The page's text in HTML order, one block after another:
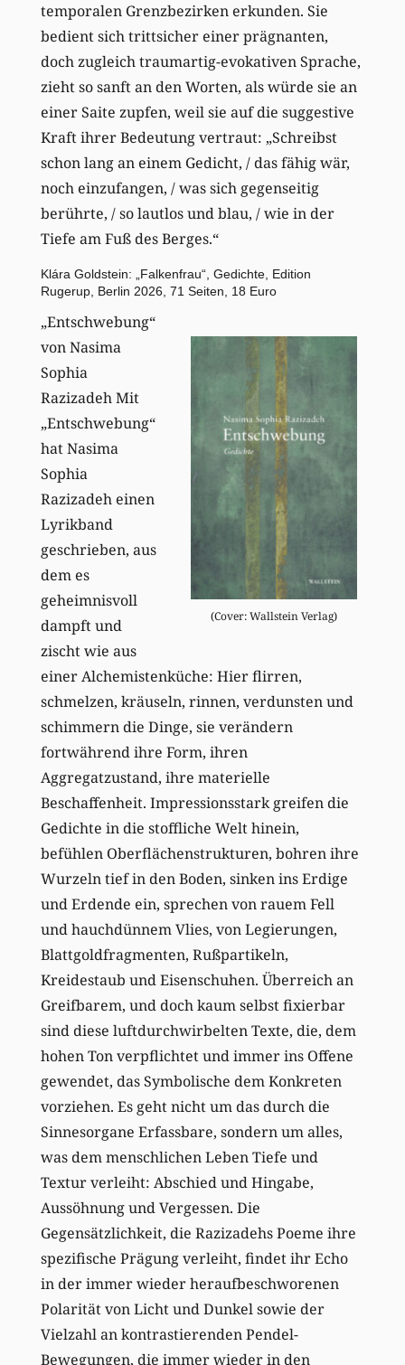
temporalen Grenzbezirken erkunden. Sie
bedient sich trittsicher einer prägnanten,
doch zugleich traumartig-evokativen Sprache,
zieht so sanft an den Worten, als würde sie an
einer Saite zupfen, weil sie auf die suggestive
Kraft ihrer Bedeutung vertraut: „Schreibst
schon lang an einem Gedicht, / das fähig wär,
noch einzufangen, / was sich gegenseitig
berührte, / so lautlos und blau, / wie in der
Tiefe am Fuß des Berges.“
Klára Goldstein: „Falkenfrau“, Gedichte, Edition
Rugerup, Berlin 2026, 71 Seiten, 18 Euro
(Cover: Wallstein Verlag)
„Entschwebung“
von Nasima
Sophia
Razizadeh Mit
„Entschwebung“
hat Nasima
Sophia
Razizadeh einen
Lyrikband
geschrieben, aus
dem es
geheimnisvoll
dampft und
zischt wie aus
einer Alchemistenküche: Hier flirren,
schmelzen, kräuseln, rinnen, verdunsten und
schimmern die Dinge, sie verändern
fortwährend ihre Form, ihren
Aggregatzustand, ihre materielle
Beschaffenheit. Impressionsstark greifen die
Gedichte in die stoffliche Welt hinein,
befühlen Oberflächenstrukturen, bohren ihre
Wurzeln tief in den Boden, sinken ins Erdige
und Erdende ein, sprechen von rauem Fell
und hauchdünnem Vlies, von Legierungen,
Blattgoldfragmenten, Rußpartikeln,
Kreidestaub und Eisenschuhen. Überreich an
Greifbarem, und doch kaum selbst fixierbar
sind diese luftdurchwirbelten Texte, die, dem
hohen Ton verpflichtet und immer ins Offene
gewendet, das Symbolische dem Konkreten
vorziehen. Es geht nicht um das durch die
Sinnesorgane Erfassbare, sondern um alles,
was dem menschlichen Leben Tiefe und
Textur verleiht: Abschied und Hingabe,
Aussöhnung und Vergessen. Die
Gegensätzlichkeit, die Razizadehs Poeme ihre
spezifische Prägung verleiht, findet ihr Echo
in der immer wieder heraufbeschworenen
Polarität von Licht und Dunkel sowie der
Vielzahl an kontrastierenden Pendel-
Bewegungen, die immer wieder in den